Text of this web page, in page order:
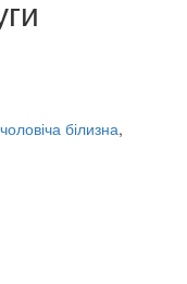
чоловіча білизна,